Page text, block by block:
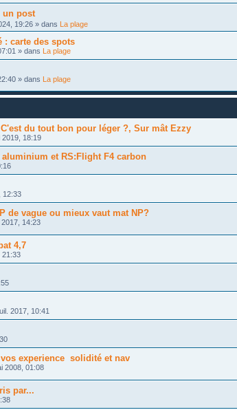
un post
19:26 » dans La plage
: carte des spots
» dans La plage
» dans La plage
du tout bon pour léger ?, Sur mât Ezzy
2019, 18:19
et RS:Flight F4 carbon
12:33
de vague ou mieux vaut mat NP?
14:23
4,7
21:33
2017, 10:41
experience solidité et nav
2008, 01:08
par...